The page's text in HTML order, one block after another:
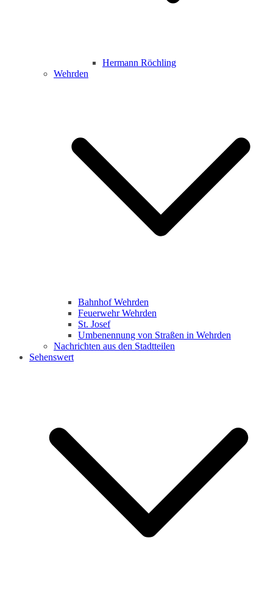
Hermann Röchling
Wehrden
Bahnhof Wehrden
Feuerwehr Wehrden
St. Josef
Umbenennung von Straßen in Wehrden
Nachrichten aus den Stadtteilen
Sehenswert